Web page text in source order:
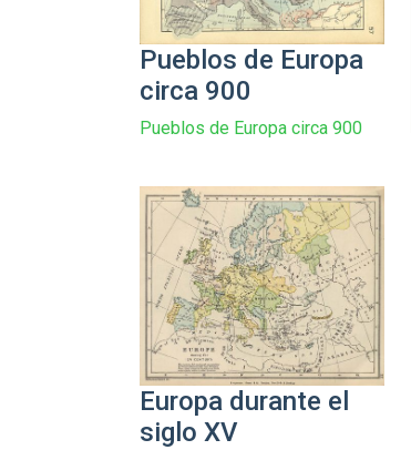
Pueblos de Europa
circa 900
Pueblos de Europa circa 900
Europa durante el
siglo XV